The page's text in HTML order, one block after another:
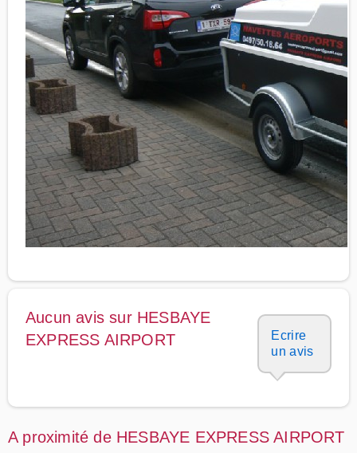
Aucun avis sur HESBAYE
EXPRESS AIRPORT
Ecrire
un avis
A proximité de HESBAYE EXPRESS AIRPORT